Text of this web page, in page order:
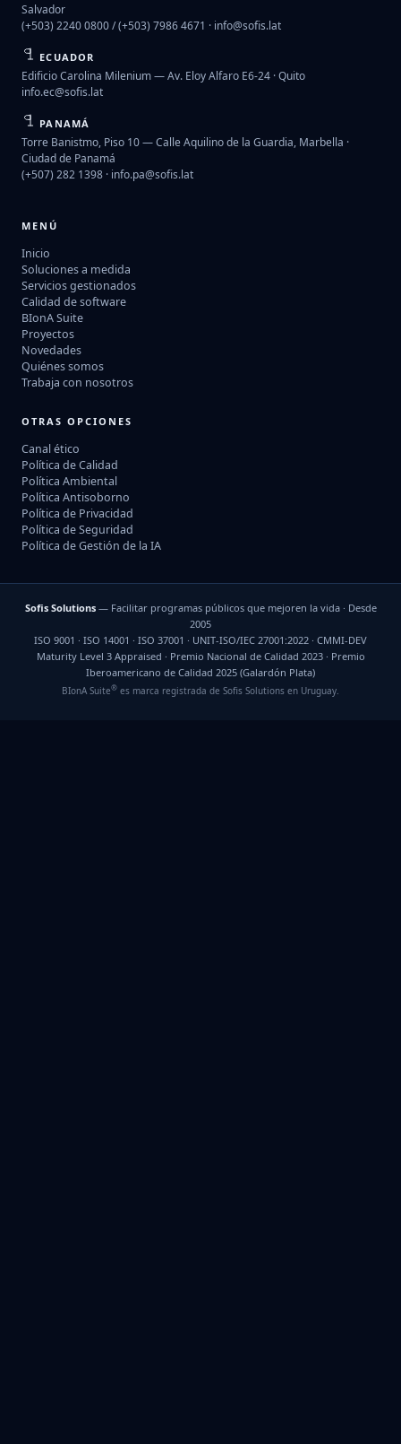
Salvador
(+503) 2240 0800 / (+503) 7986 4671 · info@sofis.lat
ECUADOR
Edificio Carolina Milenium — Av. Eloy Alfaro E6-24 · Quito
info.ec@sofis.lat
PANAMÁ
Torre Banistmo, Piso 10 — Calle Aquilino de la Guardia, Marbella ·
Ciudad de Panamá
(+507) 282 1398 · info.pa@sofis.lat
MENÚ
Inicio
Soluciones a medida
Servicios gestionados
Calidad de software
BIonA Suite
Proyectos
Novedades
Quiénes somos
Trabaja con nosotros
OTRAS OPCIONES
Canal ético
Política de Calidad
Política Ambiental
Política Antisoborno
Política de Privacidad
Política de Seguridad
Política de Gestión de la IA
Sofis Solutions— Facilitar programas públicos que mejoren la vida · Desde
2005
ISO 9001 · ISO 14001 · ISO 37001 · UNIT-ISO/IEC 27001:2022 · CMMI-DEV
Maturity Level 3 Appraised · Premio Nacional de Calidad 2023 · Premio
Iberoamericano de Calidad 2025 (Galardón Plata)
BIonA Suite® es marca registrada de Sofis Solutions en Uruguay.